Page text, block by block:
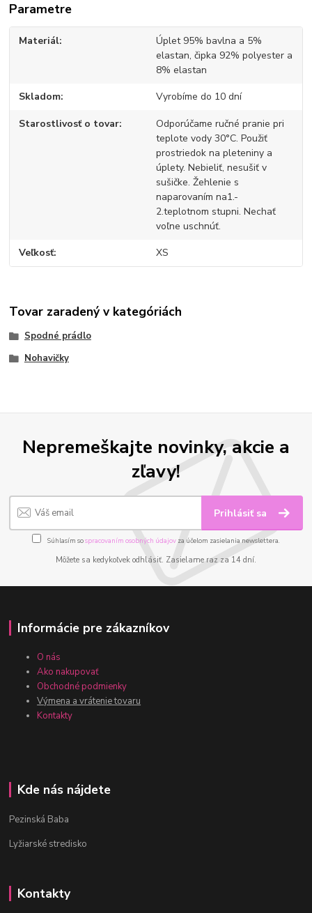
Parametre
Materiál
Úplet 95% bavlna a 5%
elastan, čipka 92% polyester a
8% elastan
Skladom Vyrobíme do 10 dní
Starostlivosť o tovar
Odporúčame ručné pranie pri
teplote vody 30°C. Použiť
prostriedok na pleteniny a
úplety. Nebieliť, nesušiť v
sušičke. Žehlenie s
naparovaním na1.-
2.teplotnom stupni. Nechať
voľne uschnúť.
Veľkosť XS
Tovar zaradený v kategóriách
Spodné prádlo
Nohavičky
Nepremeškajte novinky, akcie a
zľavy!
Prihlásiť sa
Súhlasím sospracovaním osobných údajov za účelom zasielania newslettera.
Môžete sa kedykoľvek odhlásiť. Zasielame raz za 14 dní.
Informácie pre zákazníkov
O nás
Ako nakupovať
Obchodné podmienky
Výmena a vrátenie tovaru
Kontakty
Kde nás nájdete
Pezinská Baba
Lyžiarské stredisko
Kontakty